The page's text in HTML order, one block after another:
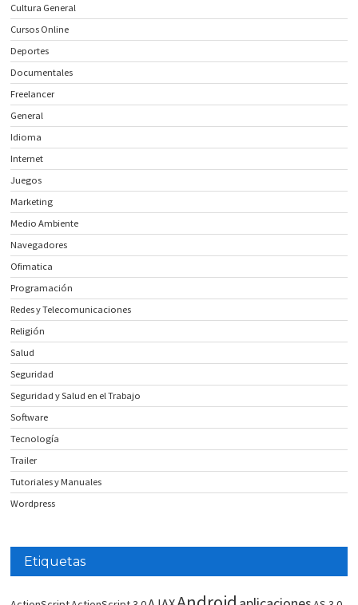
Cultura General
Cursos Online
Deportes
Documentales
Freelancer
General
Idioma
Internet
Juegos
Marketing
Medio Ambiente
Navegadores
Ofimatica
Programación
Redes y Telecomunicaciones
Religión
Salud
Seguridad
Seguridad y Salud en el Trabajo
Software
Tecnología
Trailer
Tutoriales y Manuales
Wordpress
Etiquetas